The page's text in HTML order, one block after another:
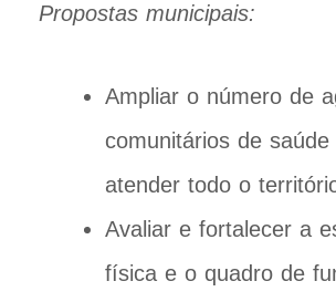
Propostas municipais:
Ampliar o número de
comunitários de saúde
atender todo o
Avaliar e fortalecer a
física e o quadro de